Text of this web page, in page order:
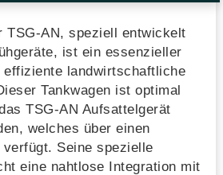
TSG-AN, speziell entwickelt
ist ein essenzieller
landwirtschaftliche
Tankwagen ist optimal
TSG-AN Aufsattelgerät
welches über einen
verfügt. Seine spezielle
eine nahtlose Integration mit